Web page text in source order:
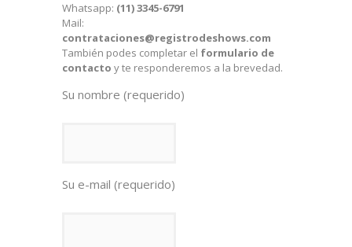
Whatsapp: (11) 3345-6791
Mail:
contrataciones@registrodeshows.com
También podes completar el formulario de
contacto y te responderemos a la brevedad.
Su nombre (requerido)
Su e-mail (requerido)